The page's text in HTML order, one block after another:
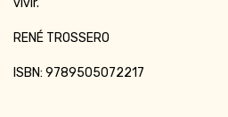
RENÉ TROSSERO
ISBN: 9789505072217